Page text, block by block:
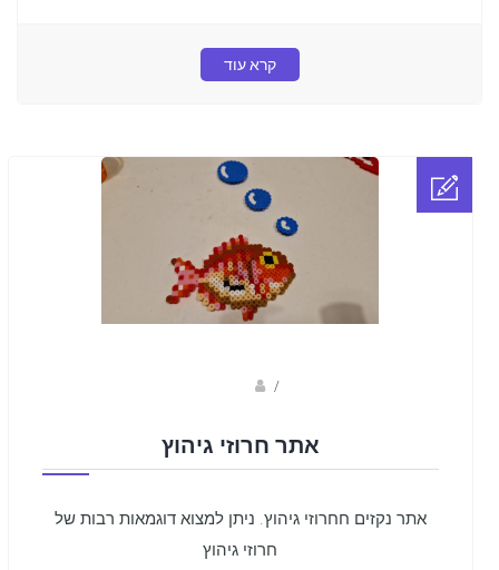
קרא עוד
/
אתר חרוזי גיהוץ
אתר נקזים חחרוזי גיהוץ. ניתן למצוא דוגמאות רבות של
חרוזי גיהוץ